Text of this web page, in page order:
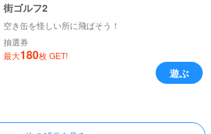
街ゴルフ2
空き缶を怪しい所に飛ばそう！
抽選券
最大180枚 GET!
遊ぶ